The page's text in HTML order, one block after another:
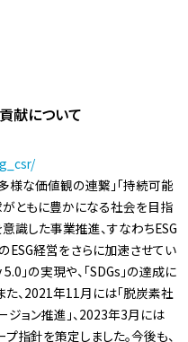
献について
様な価値観の連繋」「持続可能
がともに豊かになる社会を目指
を意識した事業推進、すなわちESG
ESG経営をさらに加速させてい
」の実現や、「SDGs」の達成に
た、2021年11月には「脱炭素社
ジョン推進」、2023年3月には
指針を策定しました。今後も、